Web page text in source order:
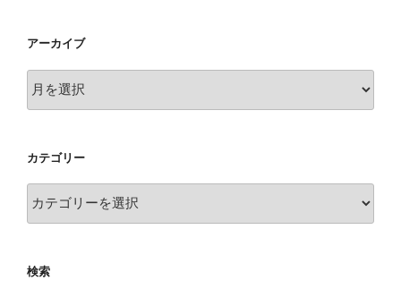
アーカイブ
ー
ブ
カテゴリー
テ
ー
検索